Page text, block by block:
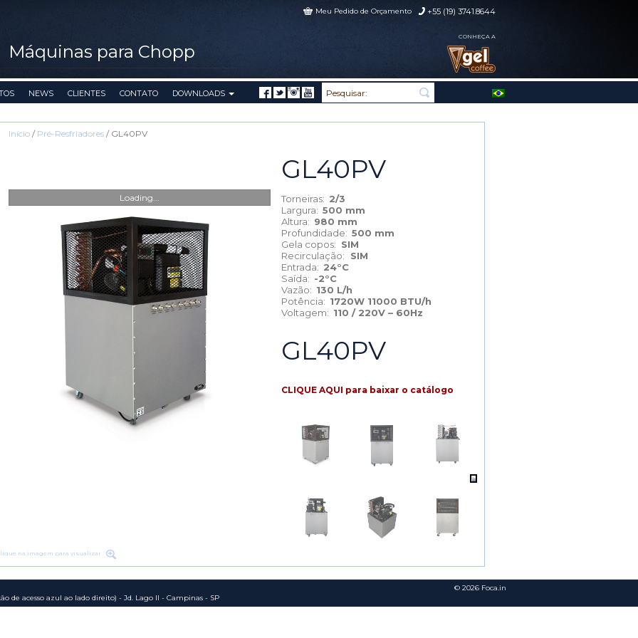
Máquinas para Chopp
+55 (19) 3741.8644
Meu Pedido de Orçamento
CONHEÇA A
NEWS CLIENTES CONTATO DOWNLOADS
Início/ Pré-Resfriadores/ GL40PV
Loading...
GL40PV
Torneiras: 2/3
Largura:500 mm
Altura: 980 mm
Profundidade:500 mm
Gela copos: SIM
Recirculação: SIM
Entrada: 24°C
Saída: -2°C
Vazão: 130 L/h
Potência: 1720W 11000 BTU/h
Voltagem: 110 / 220V – 60Hz
GL40PV
CLIQUE AQUI para baixar o catálogo
na imagem para visualizar
de acesso azul ao lado direito) - Jd. Lago II - Campinas - SP
© 2026 Foca.in